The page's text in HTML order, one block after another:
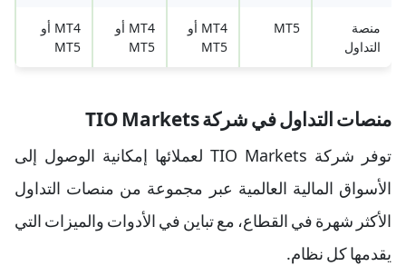
منصة
التداول
MT5
MT4 أو
MT5
MT4 أو
MT5
MT4 أو
MT5
منصات التداول في شركة TIO Markets
توفر شركة TIO Markets لعملائها إمكانية الوصول إلى
الأسواق المالية العالمية عبر مجموعة من منصات التداول
الأكثر شهرة في القطاع، مع تباين في الأدوات والميزات التي
يقدمها كل نظام.